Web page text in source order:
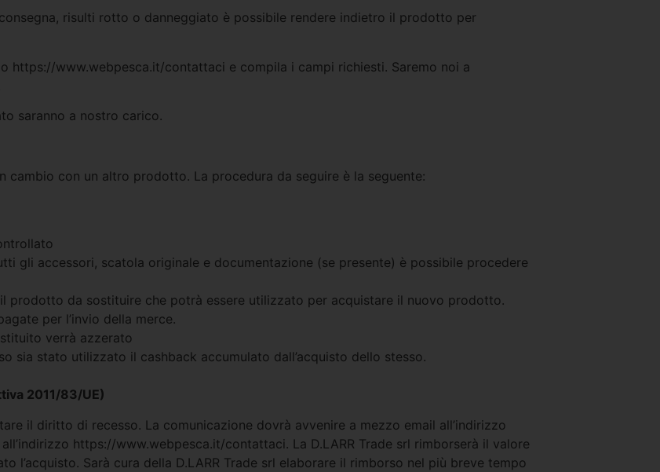
risulti rotto o danneggiato è possibile rendere indietro il prodotto per
https://www.webpesca.it/contattaci e compila i campi richiesti. Saremo noi a
saranno a nostro carico.
con un altro prodotto. La procedura da seguire è la seguente:
gli accessori, scatola originale e documentazione (se presente) è possibile procedere
prodotto da sostituire che potrà essere utilizzato per acquistare il nuovo prodotto.
per l’invio della merce.
verrà azzerato
sia stato utilizzato il cashback accumulato dall’acquisto dello stesso.
2011/83/UE)
il diritto di recesso. La comunicazione dovrà avvenire a mezzo email all’indirizzo
all’indirizzo https://www.webpesca.it/contattaci. La D.LARR Trade srl rimborserà il valore
Sarà cura della D.LARR Trade srl elaborare il rimborso nel più breve tempo